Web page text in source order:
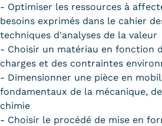
- Optimiser les ressources à
besoins exprimés dans le cahier
techniques d'analyses de la valeur
- Choisir un matériau en fonction
charges et des contraintes
- Dimensionner une pièce en
fondamentaux de la mécanique,
chimie
- Choisir le procédé de mise en